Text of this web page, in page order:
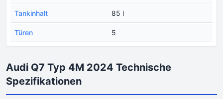
Tankinhalt 85 l
Türen 5
Audi Q7 Typ 4M 2024 Technische
Spezifikationen